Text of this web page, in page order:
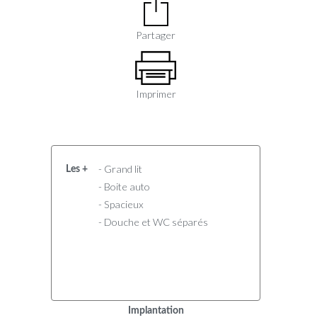
Partager
Imprimer
Les +
- Grand lit
- Boite auto
- Spacieux
- Douche et WC séparés
Implantation